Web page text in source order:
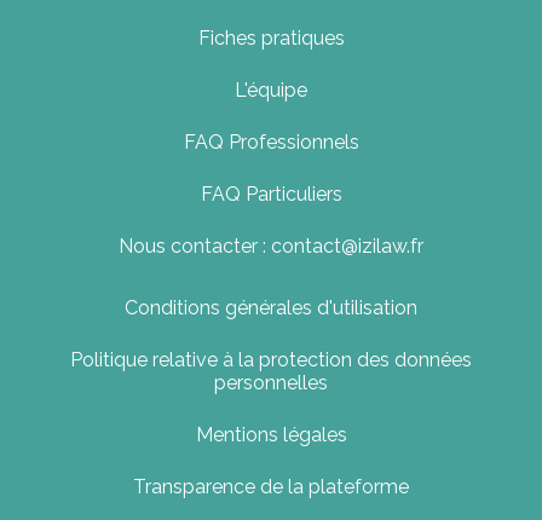
Fiches pratiques
L'équipe
FAQ Professionnels
FAQ Particuliers
Nous contacter : contact@izilaw.fr
Conditions générales d'utilisation
Politique relative à la protection des données
personnelles
Mentions légales
Transparence de la plateforme